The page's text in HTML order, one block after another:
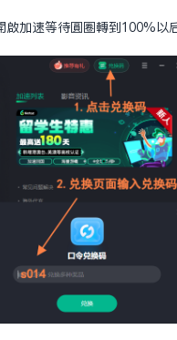
加速等待圆圈转到100%以